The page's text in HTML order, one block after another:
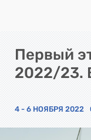
Первый
2022/23.
4 - 6 НОЯБРЯ 2022